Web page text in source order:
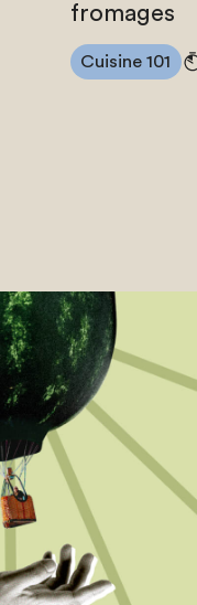
fromages
Cuisine 101